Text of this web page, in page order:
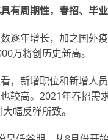
有周期性，春招、毕
逐年增长，加之国外
万将创历史新高。
，新增职位和新增人
较高。2021年春招需
幅反弹所致。